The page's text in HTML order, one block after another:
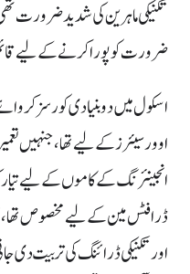
تکنیکی ماہرین کی شدید ضرورت
ضرورت کو پورا کرنے کے لیے
اسکول میں دو بنیادی کورسز
اوورسیئرز کے لیے تھا، جنہیں
انجینئرنگ کے کاموں کے لیے تیار
ڈرافٹس مین کے لیے مخصوص تھا،
اور تکنیکی ڈرائنگ کی تربیت دی